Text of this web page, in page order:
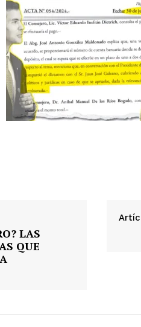
SUBSCRIBE NOW
X
LAS
QUE